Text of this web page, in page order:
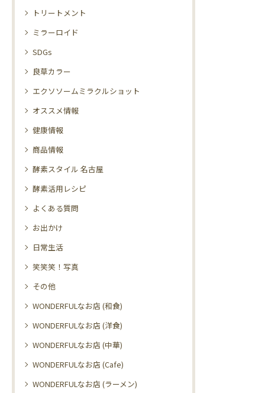
トリートメント
ミラーロイド
SDGs
良草カラー
エクソソームミラクルショット
オススメ情報
健康情報
商品情報
酵素スタイル 名古屋
酵素活用レシピ
よくある質問
お出かけ
日常生活
笑笑笑！写真
その他
WONDERFULなお店 (和食)
WONDERFULなお店 (洋食)
WONDERFULなお店 (中華)
WONDERFULなお店 (Cafe)
WONDERFULなお店 (ラーメン)